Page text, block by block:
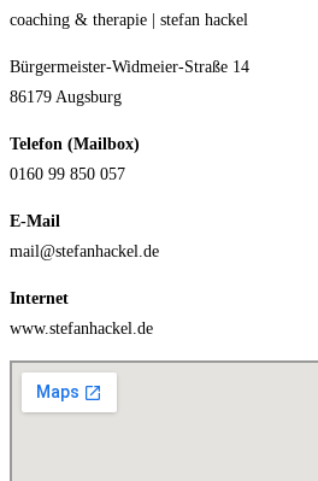
coaching & therapie | stefan hackel
Bürgermeister-Widmeier-Straße 14
86179 Augsburg
Telefon (Mailbox)
0160 99 850 057
E-Mail
mail@stefanhackel.de
Internet
www.stefanhackel.de